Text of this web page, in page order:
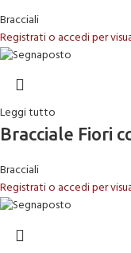
Bracciali
Registrati o accedi per
Leggi tutto
Bracciale Fiori
Bracciali
Registrati o accedi per